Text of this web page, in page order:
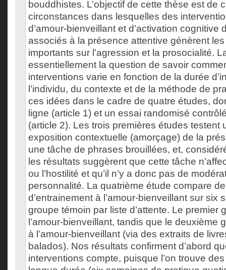
bouddhistes. L’objectif de cette thèse est de
circonstances dans lesquelles des
d’amour-bienveillant et d’activation cognitive
associés à la présence attentive génèrent
importants sur l’agression et la prosocialité.
essentiellement la question de savoir
interventions varie en fonction de la durée
l’individu, du contexte et de la méthode de
ces idées dans le cadre de quatre études,
ligne (article 1) et un essai randomisé
(article 2). Les trois premières études testent
exposition contextuelle (amorçage) de la
une tâche de phrases brouillées, et,
les résultats suggèrent que cette tâche
ou l’hostilité et qu’il n’y a donc pas de
personnalité. La quatrième étude compare
d’entrainement à l’amour-bienveillant sur six
groupe témoin par liste d’attente. Le premier
l’amour-bienveillant, tandis que le deuxième
à l’amour-bienveillant (via des extraits de
balados). Nos résultats confirment d’abord
interventions compte, puisque l’on trouve